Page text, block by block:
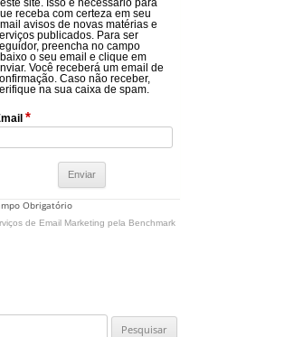
site. Isso é necessário para
receba com certeza em seu
avisos de novas matérias e
publicados. Para ser
preencha no campo
o seu email e clique em
Você receberá um email de
Caso não receber,
na sua caixa de spam.
*
Obrigatório
de Email Marketing pela Benchmark